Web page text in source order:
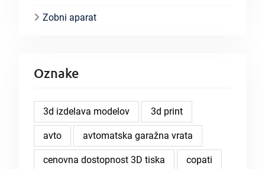
Zobni aparat
Oznake
3d izdelava modelov 3d print
avto avtomatska garažna vrata
cenovna dostopnost 3D tiska copati